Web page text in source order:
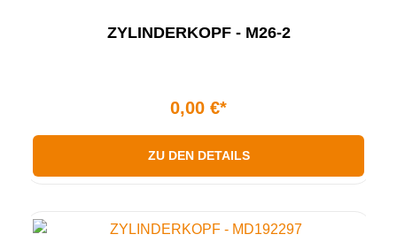
ZYLINDERKOPF - M26-2
0,00 €*
ZU DEN DETAILS